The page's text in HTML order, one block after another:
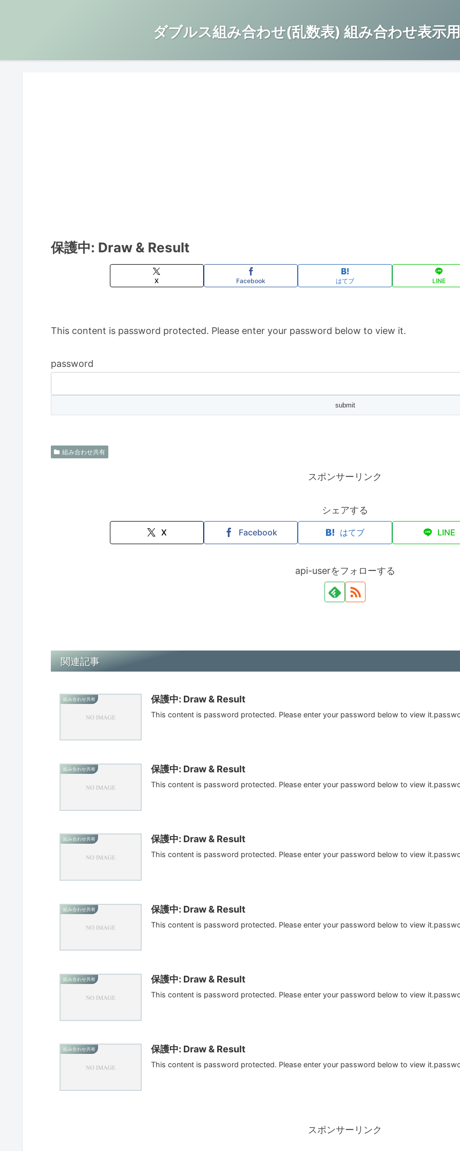
ダブルス組み合わせ(乱数表) 組み合わせ表示
保護中: Draw & Result
X Facebook はてブ LINE
This content is password protected. Please enter your password below to view it.
password
組み合わせ共有
スポンサーリンク
シェアする
X Facebook はてブ LINE
api-userをフォローする
関連記事
組み合わせ共有 保護中: Draw & Result
This content is password protected. Please enter your password below to view
組み合わせ共有 保護中: Draw & Result
This content is password protected. Please enter your password below to view
組み合わせ共有 保護中: Draw & Result
This content is password protected. Please enter your password below to view
組み合わせ共有 保護中: Draw & Result
This content is password protected. Please enter your password below to view
組み合わせ共有 保護中: Draw & Result
This content is password protected. Please enter your password below to view
組み合わせ共有 保護中: Draw & Result
This content is password protected. Please enter your password below to view
スポンサーリンク